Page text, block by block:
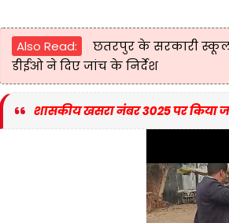
Also Read:
छतरपुर के सरकारी स्कूल
डीईओ ने दिए जांच के निर्देश
शासकीय खसरा नंबर 3025 पर किया